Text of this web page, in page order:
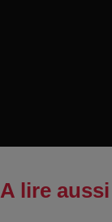
A lire aussi